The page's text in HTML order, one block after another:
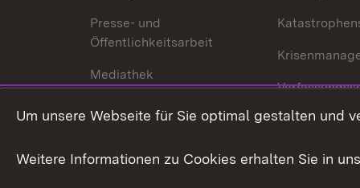
Presse- und
Öffentlichkeitsarbeit
Mediathek
Publikationen
Datenschutz
Um unsere Webseite für Sie optimal gestalten und
Weitere Informationen zu Cookies erhalten Sie in